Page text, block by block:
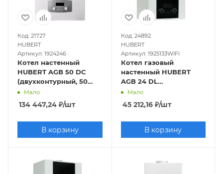
Код: 21727
HUBERT
Артикул: 1924246
Котел настенный
HUBERT AGB 50 DC
(двухконтурный, 50
кВт, закрытая камера)
Мало
134 447,24 ₽/шт
В корзину
Код: 24892
HUBERT
Артикул: 1925133WIFI
Котел газовый
настенный HUBERT
AGB 24 DL
(двухконтурный, 24
кВт, закрытая камера,
Wi-Fi)
Мало
45 212,16₽/шт
В корзину